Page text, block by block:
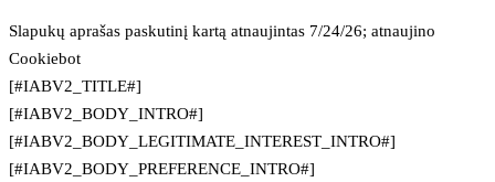
Slapukų aprašas paskutinį kartą atnaujintas 7/24/26; atnaujino
Cookiebot
[#IABV2_TITLE#]
[#IABV2_BODY_INTRO#]
[#IABV2_BODY_LEGITIMATE_INTEREST_INTRO#]
[#IABV2_BODY_PREFERENCE_INTRO#]